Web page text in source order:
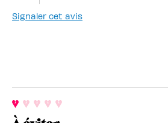
Signaler cet avis